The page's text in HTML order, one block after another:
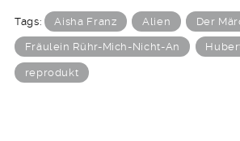
Tags: Aisha Franz Alien Der
Fräulein Rühr-Mich-Nicht-An
reprodukt